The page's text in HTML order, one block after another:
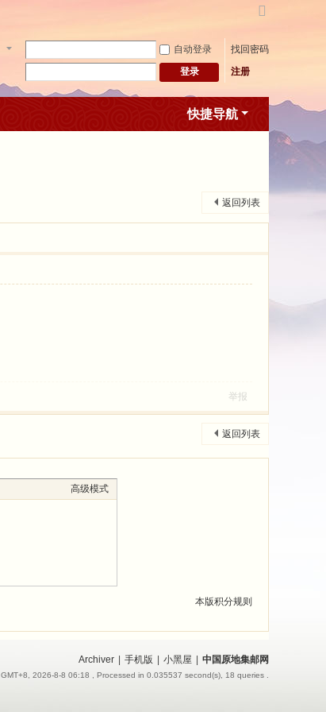
到
自动登录
找回密码
登录 注册
快捷导航
返回列表
举报
返回列表
高级模式
本版积分规则
Archiver 手机版 小黑屋 中国原地集邮网
GMT+8, 2026-8-8 06:18 , Processed in 0.035537 second(s), 18 queries .